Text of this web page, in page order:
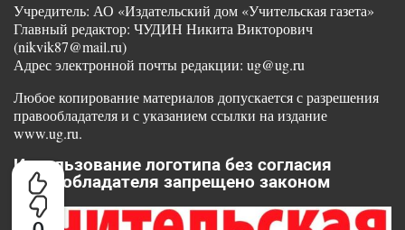
Учредитель: АО «Издательский дом «Учительская газета»
Главный редактор: ЧУДИН Никита Викторович
(nikvik87@mail.ru)
Адрес электронной почты редакции: ug@ug.ru
Любое копирование материалов допускается с разрешения
правообладателя и с указанием ссылки на издание
www.ug.ru.
Использование логотипа без согласия
правообладателя запрещено законом